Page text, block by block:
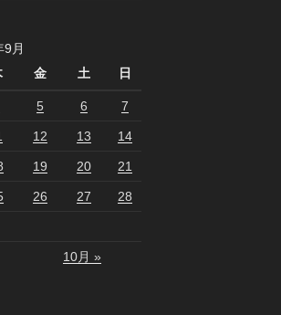
9月
金 土 日
5 6 7
12 13 14
19 20 21
26 27 28
10月 »